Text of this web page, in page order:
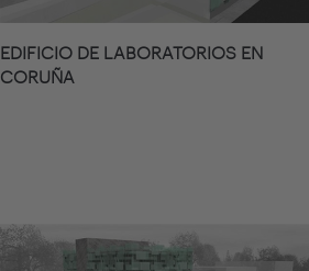
EDIFICIO DE LABORATORIOS EN
CORUÑA